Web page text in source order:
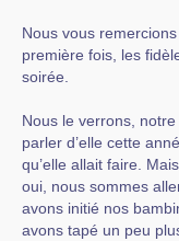
Nous vous
première fois, les
soirée.
Nous le verrons,
parler d’elle cette
qu’elle allait faire.
oui, nous sommes
avons initié nos
avons tapé un peu